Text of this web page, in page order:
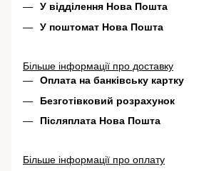
У відділення Нова Пошта
У поштомат Нова Пошта
Більше інформації про доставку
Оплата на банківську картку
Безготівковий розрахунок
Післяплата Нова Пошта
Більше інформації про оплату